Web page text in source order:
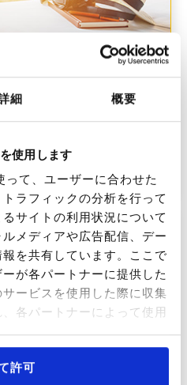
細 概要
使用します
て、ユーザーに合わせた
ラフィックの分析を行って
サイトの利用状況について
メディアや広告配信、デー
を共有しています。ここで
が各パートナーに提供した
ービスを使用した際に収集
各パートナーによって使用
許可
居を賃貸する際の届け出
ザの更新に必要です。